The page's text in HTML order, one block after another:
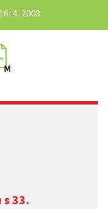
4. 2003
33.